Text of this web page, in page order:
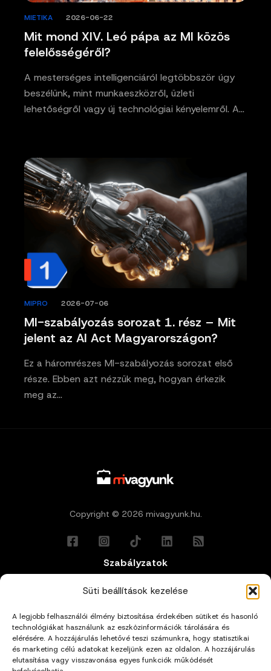
Süti beállítások kezelése
A legjobb felhasználói élmény biztosítása érdekében sütiket és hasonló
technológiákat használunk az eszközinformációk tárolására és
elérésére. A hozzájárulás lehetővé teszi számunkra, hogy statisztikai
és marketing célú adatokat kezeljünk ezen az oldalon. A hozzájárulás
elutasítása vagy visszavonása egyes funkciók működését
Mit mond XIV. Leó pápa az MI közös
felelősségéről?
MIETIKA 2026-06-22
A mesterséges intelligenciáról legtöbbször úgy
beszélünk, mint munkaeszközről, üzleti
lehetőségről vagy új technológiai kényelemről. A…
MI-szabályozás sorozat 1. rész – Mit
jelent az AI Act Magyarországon?
MIPRO 2026-07-06
Ez a háromrészes MI-szabályozás sorozat első
része. Ebben azt nézzük meg, hogyan érkezik
meg az…
Copyright © 2026 mivagyunk.hu.
Szabályzatok
Általános Felhasználási Feltételek
Adatkezelési Tájékoztató
Impresszum